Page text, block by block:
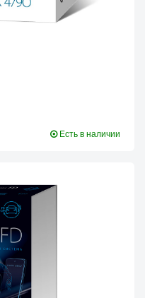
Есть в наличии